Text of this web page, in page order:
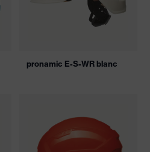
pronamic E-S-WR blanc